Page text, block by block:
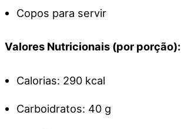
Copos para servir
Valores Nutricionais (por porção):
Calorias: 290 kcal
Carboidratos: 40 g